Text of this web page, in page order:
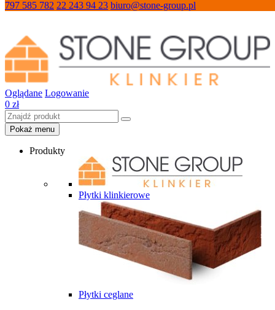
797 585 782 22 243 94 23 biuro@stone-group.pl
Oglądane Logowanie
0 zł
Pokaż menu
Produkty
Płytki klinkierowe
Płytki ceglane